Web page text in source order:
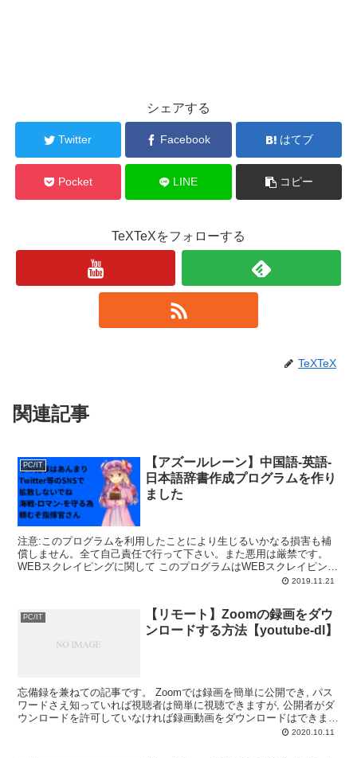
シェアする
Twitter Facebook はてブ
Pocket LINE コピー
TeXTeXをフォローする
TeXTeX
関連記事
PC/IT
【アズールレーン】中国語-英語-
日本語辞書作成プログラムを作り
ました
注意:このプログラムを利用したことにより生じるいかなる損害も補
償しません。全て自己責任で行って下さい。また悪用は厳禁です。
WEBスクレイピングに関して このプログラムはWEBスクレイピング
2019.11.21
PC/IT
【リモート】Zoomの録画をダウ
ンロードする方法【youtube-dl】
忘備録を兼ねての記事です。 Zoomでは録画を簡単に公開でき, パス
ワードさえ知っていれば視聴者は簡単に視聴できますが, 公開者がダ
ウンロードを許可していなければ録画動画をダウンロードはできませ
2020.10.11